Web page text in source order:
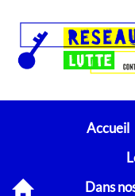
Accueil
Dans